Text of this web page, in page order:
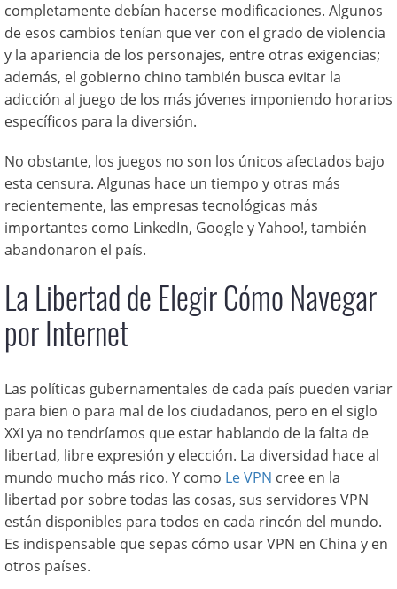
completamente debían hacerse modificaciones. Algunos
de esos cambios tenían que ver con el grado de violencia
y la apariencia de los personajes, entre otras exigencias;
además, el gobierno chino también busca evitar la
adicción al juego de los más jóvenes imponiendo horarios
específicos para la diversión.
No obstante, los juegos no son los únicos afectados bajo
esta censura. Algunas hace un tiempo y otras más
recientemente, las empresas tecnológicas más
importantes como LinkedIn, Google y Yahoo!, también
abandonaron el país.
La Libertad de Elegir Cómo Navegar
por Internet
Las políticas gubernamentales de cada país pueden variar
para bien o para mal de los ciudadanos, pero en el siglo
XXI ya no tendríamos que estar hablando de la falta de
libertad, libre expresión y elección. La diversidad hace al
mundo mucho más rico. Y como Le VPN cree en la
libertad por sobre todas las cosas, sus servidores VPN
están disponibles para todos en cada rincón del mundo.
Es indispensable que sepas cómo usar VPN en China y en
otros países.